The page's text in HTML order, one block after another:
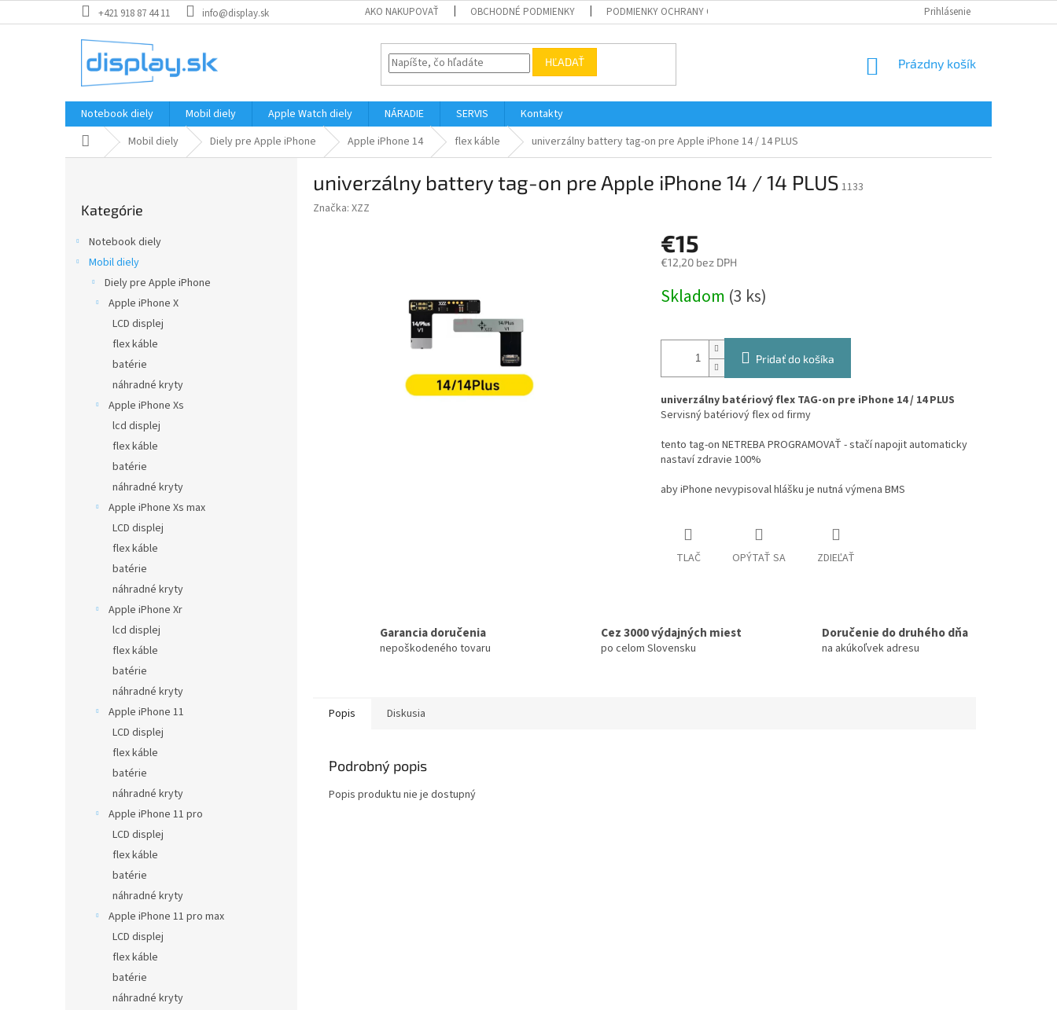
na
+421 918 87 44 11 info@display.sk AKO NAKUPOVAŤ OBCHODNÉ PODMIENKY PODMIENKY OCHRANY OSOBNÝCH ÚDAJOV Prihlásenie
HĽADAŤ
NÁKUPNÝ
Prázdny košík
Notebook diely Mobil diely Apple Watch diely NÁRADIE SERVIS
Kontakty
DomovMobil diely Diely pre Apple iPhone Apple iPhone 14 flex káble univerzálny battery tag-on pre Apple iPhone 14 / 14 PLUS
kategórie
Kategórie
Notebook diely
Mobil diely
Diely pre Apple iPhone
Apple iPhone X
LCD displej
flex káble
batérie
náhradné kryty
Apple iPhone Xs
lcd displej
flex káble
batérie
náhradné kryty
Apple iPhone Xs max
LCD displej
flex káble
batérie
náhradné kryty
Apple iPhone Xr
lcd displej
flex káble
batérie
náhradné kryty
Apple iPhone 11
LCD displej
flex káble
batérie
náhradné kryty
Apple iPhone 11 pro
LCD displej
flex káble
batérie
náhradné kryty
Apple iPhone 11 pro max
LCD displej
flex káble
batérie
náhradné kryty
univerzálny battery tag-on pre Apple iPhone 14 / 14 PLUS 1133
Značka: XZZ
€15
€12,20 bez DPH
cena:
Skladom (3 ks)
Pridať do košíka
univerzálny batériový flex TAG-on pre iPhone 14 / 14 PLUS
Servisný batériový flex od firmy
tento tag-on NETREBA PROGRAMOVAŤ - stačí napojit automaticky
nastaví zdravie 100%
aby iPhone nevypisoval hlášku je nutná výmena BMS
TLAČ OPÝTAŤ SA ZDIEĽAŤ
Garancia doručenia
nepoškodeného tovaru
Cez 3000 výdajných miest
po celom Slovensku
Doručenie do druhého dňa
na akúkoľvek adresu
Popis Diskusia
Podrobný popis
Popis produktu nie je dostupný